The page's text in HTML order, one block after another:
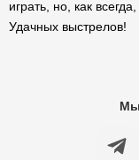
играть, но, как
Удачных выстрелов!
Мы